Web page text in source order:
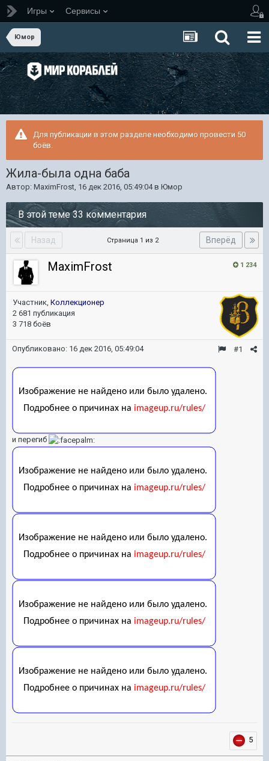
Игры Сервисы
Юмор
Для публикации в этом разделе необходимо провести 50
боёв.
Жила-была одна баба
Автор: MaximFrost, 16 дек 2016, 05:49:04в Юмор
В этой теме 33 комментария
Назад Вперёд
Страница 1 из 2
1 234
MaximFrost
Участник, Коллекционер
2 681 публикация
3 718 боёв
#1
Опубликовано: 16 дек 2016, 05:49:04
и перегиб
5